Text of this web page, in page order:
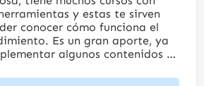
y estas te sirven
conocer cómo funciona el
Es un gran aporte, ya
algunos contenidos y